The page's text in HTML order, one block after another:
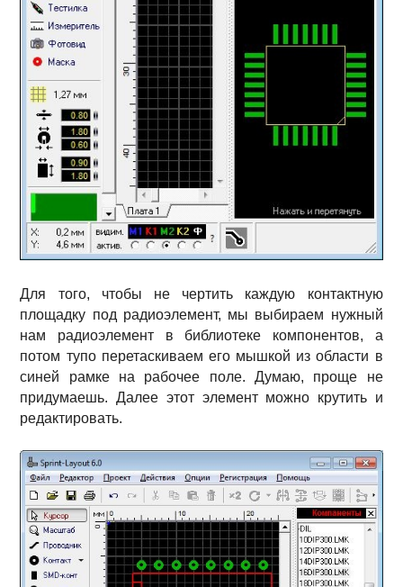
Для того, чтобы не чертить каждую контактную
площадку под радиоэлемент, мы выбираем нужный
нам радиоэлемент в библиотеке компонентов, а
потом тупо перетаскиваем его мышкой из области в
синей рамке на рабочее поле. Думаю, проще не
придумаешь. Далее этот элемент можно крутить и
редактировать.